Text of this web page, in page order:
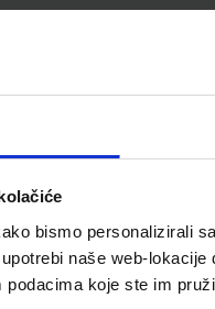
bismo personalizirali
naše web-
podacima koje ste im
na dan
dva tjedna.
prije ili poslije